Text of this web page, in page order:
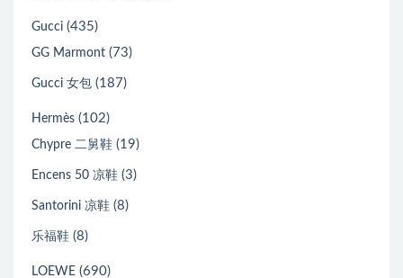
Gucci (435)
GG Marmont (73)
Gucci 女包 (187)
Hermès (102)
Chypre 二舅鞋 (19)
Encens 50 凉鞋 (3)
Santorini 凉鞋 (8)
乐福鞋 (8)
LOEWE (690)